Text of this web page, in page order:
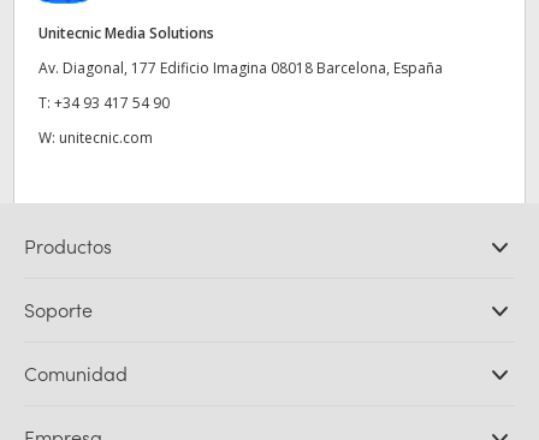
Unitecnic Media Solutions
Av. Diagonal, 177 Edificio Imagina 08018 Barcelona, España
T: +34 93 417 54 90
W: unitecnic.com
Productos
DaVinci Resolve y Fusion
Ultimatte
Captura y reproducción
Soporte
Centro de soporte técnico
Comunidad